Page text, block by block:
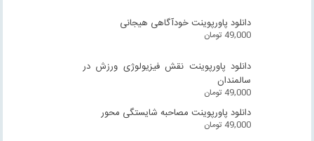
دانلود پاورپوینت خودآگاهی هیجانی
49,000 تومان
دانلود پاورپوینت نقش فیزیولوژی ورزش در
سالمندان
49,000 تومان
دانلود پاورپوینت مصاحبه شایستگی محور
49,000 تومان